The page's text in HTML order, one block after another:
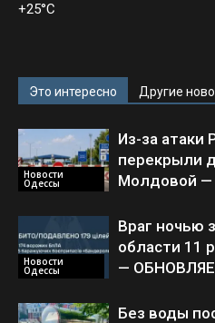
+25°С
Это интересно Другие
Новости
Одессы
Из-за атаки
перекрыли
Молдовой
Новости
Одессы
Враг ночью
области 11
—
Без воды